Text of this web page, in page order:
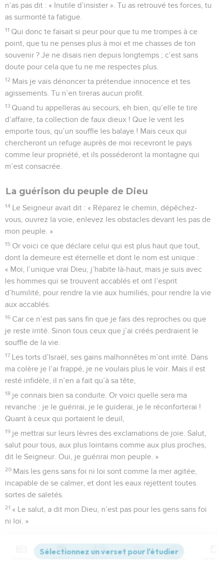
n’as pas dit : « Inutile d’insister ». Tu as retrouvé tes forces, tu
as surmonté ta fatigue.
11 Qui donc te faisait si peur pour que tu me trompes à ce
point, que tu ne penses plus à moi et me chasses de ton
souvenir ? Je ne disais rien depuis longtemps ; c’est sans
doute pour cela que tu ne me respectes plus.
12 Mais je vais dénoncer ta prétendue innocence et tes
agissements. Tu n’en tireras aucun profit.
13 Quand tu appelleras au secours, eh bien, qu’elle te tire
d’affaire, ta collection de faux dieux ! Que le vent les
emporte tous, qu’un souffle les balaye ! Mais ceux qui
chercheront un refuge auprès de moi recevront le pays
comme leur propriété, et ils posséderont la montagne qui
m’est consacrée.
La guérison du peuple de Dieu
14 Le Seigneur avait dit : « Réparez le chemin, dépêchez-
vous, ouvrez la voie, enlevez les obstacles devant les pas de
mon peuple. »
15 Or voici ce que déclare celui qui est plus haut que tout,
dont la demeure est éternelle et dont le nom est unique :
« Moi, l’unique vrai Dieu, j’habite là-haut, mais je suis avec
les hommes qui se trouvent accablés et ont l’esprit
d’humilité, pour rendre la vie aux humiliés, pour rendre la vie
aux accablés.
16 Car ce n’est pas sans fin que je fais des reproches ou que
je reste irrité. Sinon tous ceux que j’ai créés perdraient le
souffle de la vie.
17 Les torts d’Israël, ses gains malhonnêtes m’ont irrité. Dans
ma colère je l’ai frappé, je ne voulais plus le voir. Mais il est
resté infidèle, il n’en a fait qu’à sa tête,
18 je connais bien sa conduite. Or voici quelle sera ma
revanche : je le guérirai, je le guiderai, je le réconforterai !
Quant à ceux qui portaient le deuil,
19 je mettrai sur leurs lèvres des exclamations de joie. Salut,
salut pour tous, aux plus lointains comme aux plus proches,
dit le Seigneur. Oui, je guérirai mon peuple. »
20 Mais les gens sans foi ni loi sont comme la mer agitée,
incapable de se calmer, et dont les eaux rejettent toutes
sortes de saletés.
21 « Le salut, a dit mon Dieu, n’est pas pour les gens sans foi
ni loi. »
© Société biblique française – Bibli’O, 1997, avec autorisation. Pour vous procurer
une Bible imprimée, rendez-vous sur www.editionsbiblio.fr
Versions Commentaires Strong